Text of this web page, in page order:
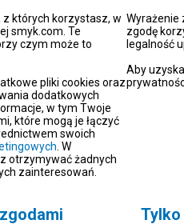
których korzystasz, w
smyk.com. Te
czym może to
pliki cookies oraz
dodatkowych
w tym Twoje
które mogą je łączyć
swoich
. W
otrzymywać żadnych
zainteresowań.
Wyrażenie
zgodę
legalność
Aby
Tylko